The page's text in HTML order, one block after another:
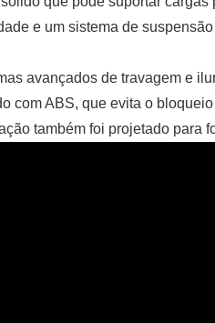
e um sistema de
avançados de travagem e
com ABS, que evita o
também foi projetado para